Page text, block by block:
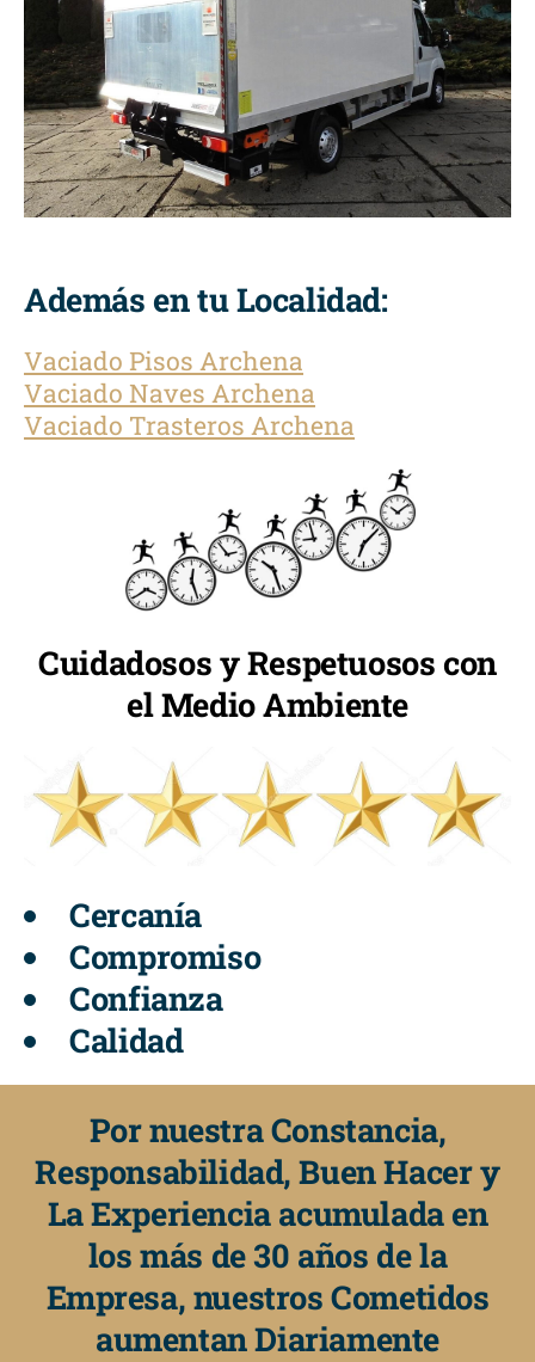
Además en tu Localidad:
Vaciado Pisos Archena
Vaciado Naves Archena
Vaciado Trasteros Archena
Cuidadosos y Respetuosos con
el Medio Ambiente
Cercanía
Compromiso
Confianza
Calidad
Por nuestra Constancia,
Responsabilidad, Buen Hacer y
La Experiencia acumulada en
los más de 30 años de la
Empresa, nuestros Cometidos
aumentan Diariamente